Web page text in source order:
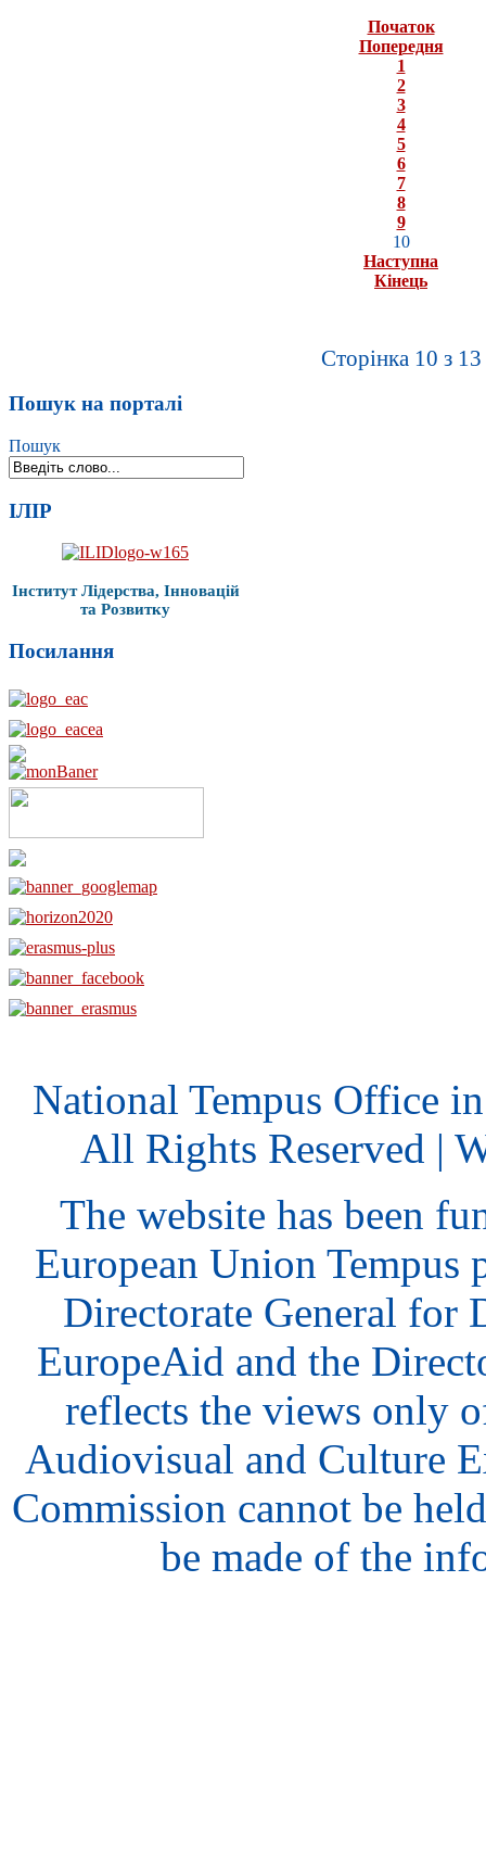
Початок
Попередня
1
2
3
4
5
6
7
8
9
10
Наступна
Кінець
Сторінка 10 з 13
Пошук на порталі
Пошук
ІЛІР
Інститут Лідерства, Інновацій
та Розвитку
Посилання
National Tempus Office
All Rights Reserved |
The website has been
European Union Tempus
Directorate General for
EuropeAid and the
reflects the views only
Audiovisual and Culture
Commission cannot be
be made of the